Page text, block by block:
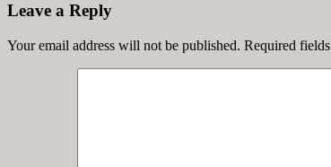
Leave a Reply
Your email address will not be published. Required